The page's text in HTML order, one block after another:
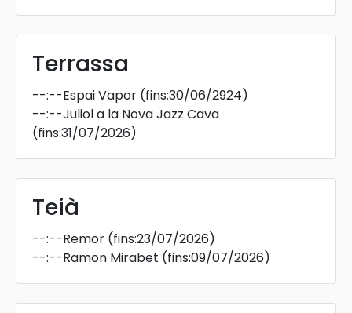
Terrassa
--:--Espai Vapor (fins:30/06/2924)
--:--Juliol a la Nova Jazz Cava
(fins:31/07/2026)
Teià
--:--Remor (fins:23/07/2026)
--:--Ramon Mirabet (fins:09/07/2026)